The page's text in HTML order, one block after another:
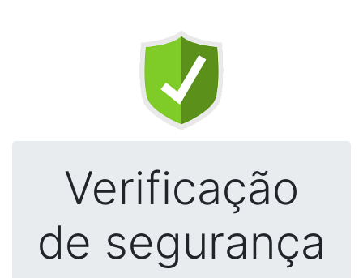
Verificação
de segurança